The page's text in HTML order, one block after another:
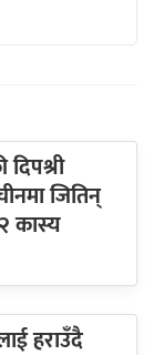
जितिन्
कास्य
हराउँदै